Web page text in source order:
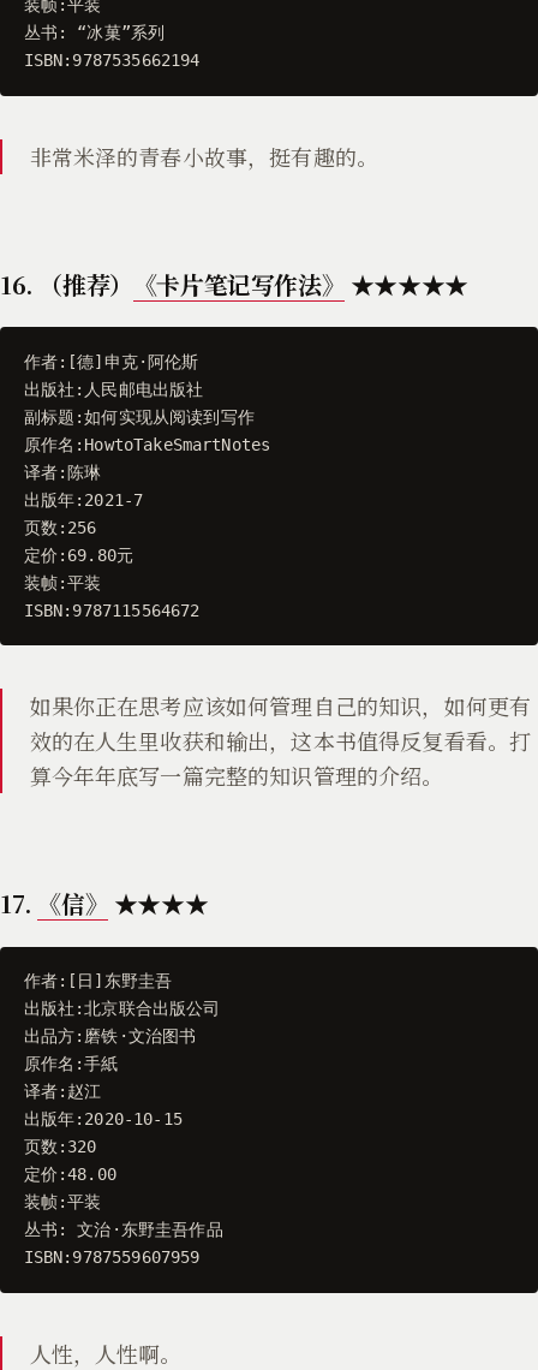
装帧 :平装
丛书 : “冰菓”系列
ISBN: 9787535662194
非常米泽的青春小故事，挺有趣的。
16. （推荐） 《卡片笔记写作法》 ★★★★★
作者:[德]申克·阿伦斯
出版社 : 人民邮电出版社
副标题 :如何实现从阅读到写作
原作名 : HowtoTakeSmartNotes
译者:陈琳
出版年: 2021 -7
页数 : 256
定价 : 69.80元
装帧:平装
ISBN: 9787115564672
如果你正在思考应该如何管理自己的知识，如何更有
效的在人生里收获和输出，这本书值得反复看看。打
算今年年底写一篇完整的知识管理的介绍。
17. 《信》 ★★★★
作者:[ 日 ] 东野圭吾
出版社 :北京联合出版公司
出品方: 磨铁 ·文治图书
原作名 :手紙
译者: 赵江
出版年: 2020-10- 15
页数 : 320
定价 :48.00
装帧:平装
丛书 : 文治 · 东野圭吾作品
ISBN: 9787559607959
人性，人性啊。